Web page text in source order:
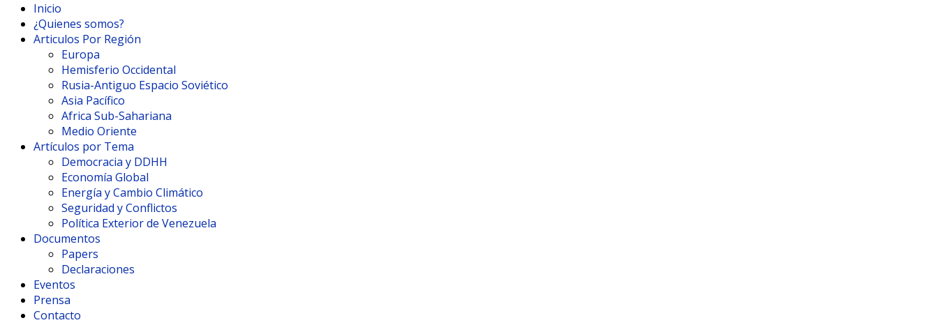
Inicio
¿Quienes somos?
Articulos Por Región
Europa
Hemisferio Occidental
Rusia-Antiguo Espacio Soviético
Asia Pacífico
Africa Sub-Sahariana
Medio Oriente
Artículos por Tema
Democracia y DDHH
Economía Global
Energía y Cambio Climático
Seguridad y Conflictos
Política Exterior de Venezuela
Documentos
Papers
Declaraciones
Eventos
Prensa
Contacto